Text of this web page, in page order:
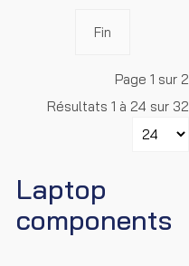
Fin
Page 1 sur 2
Résultats 1 à 24 sur 32
Laptop
components